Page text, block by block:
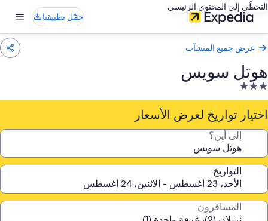
التخطّي إلى المحتوى الرئيسي
حمّل تطبيقنا
عرض جميع المنشآت
هوتل سويس
منشأة
فندقية
مصنفة
3.0
اختيار تواريخ لعرض الأسعار
إلى أين؟
التواريخ
المسافرون